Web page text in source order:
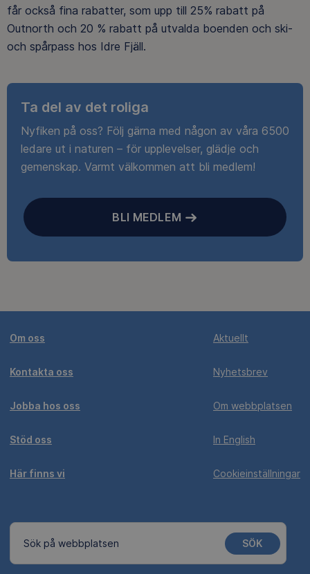
får också fina rabatter, som upp till 25% rabatt på
Outnorth och 20 % rabatt på utvalda boenden och ski-
och spårpass hos Idre Fjäll.
Ta del av det roliga
Nyfiken på oss? Följ gärna med någon av våra 6500
ledare ut i naturen – för upplevelser, glädje och
gemenskap. Varmt välkommen att bli medlem!
BLI MEDLEM
Om oss
Kontakta oss
Jobba hos oss
Stöd oss
Här finns vi
Aktuellt
Nyhetsbrev
Om webbplatsen
In English
Cookieinställningar
Sök på webbplatsen SÖK